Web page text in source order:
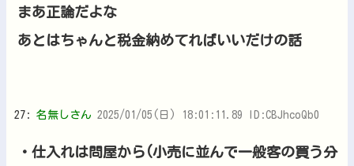
まあ正論だよな
あとはちゃんと税金納めてればいいだけの話
27: 名無しさん 2025/01/05(日) 18:01:11.89 ID:CBJhcoQb0
・仕入れは問屋から(小売に並んで一般客の買う分